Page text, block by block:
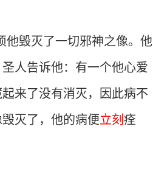
他毁灭了一切邪神之像。他
人告诉他：有一个他心爱
来了没有消灭，因此病不
灭了，他的病便立刻 痊